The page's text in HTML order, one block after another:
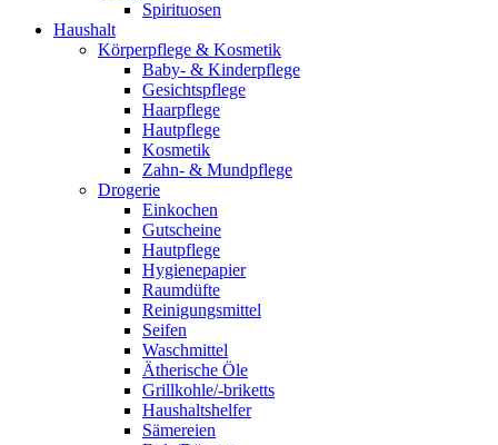
Spirituosen
Haushalt
Körperpflege & Kosmetik
Baby- & Kinderpflege
Gesichtspflege
Haarpflege
Hautpflege
Kosmetik
Zahn- & Mundpflege
Drogerie
Einkochen
Gutscheine
Hautpflege
Hygienepapier
Raumdüfte
Reinigungsmittel
Seifen
Waschmittel
Ätherische Öle
Grillkohle/-briketts
Haushaltshelfer
Sämereien